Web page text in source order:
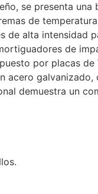
se presenta
de
de alta intensidad
de
por placas
acero
demuestra un